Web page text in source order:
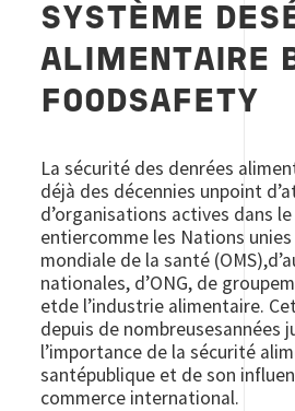
SYSTÈME
ALIMENTAIRE
FOODSAFETY
La sécurité des denrées
déjà des décennies unpoint
d’organisations actives dans
entiercomme les Nations
mondiale de la santé
nationales, d’ONG, de
etde l’industrie alimentaire.
depuis de nombreusesannées
l’importance de la sécurité
santépublique et de son
commerce international.